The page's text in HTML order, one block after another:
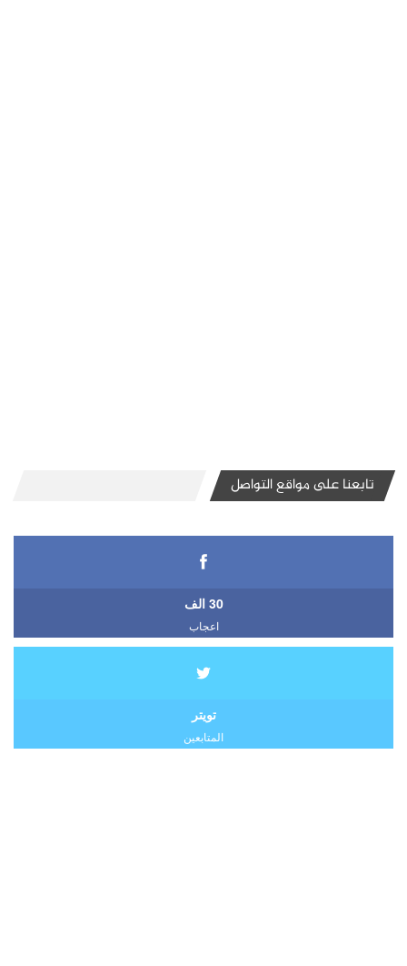
تابعنا على مواقع التواصل
30 الف
اعجاب
تويتر
المتابعين